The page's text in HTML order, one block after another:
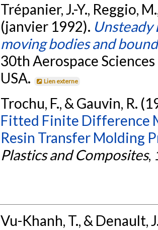
Trépanier, J.-Y., Reggio,
(janvier 1992).
moving bodies and
30th Aerospace
USA.
Lien externe
Trochu, F., & Gauvin, R.
Fitted Finite Difference
Resin Transfer Molding
Plastics and Composites,
Vu-Khanh, T., & Denault,